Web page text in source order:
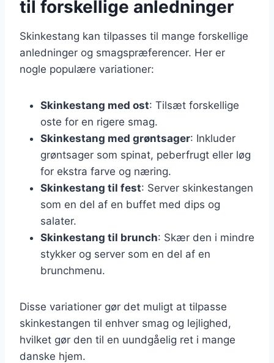
til forskellige anledninger
Skinkestang kan tilpasses til mange forskellige
anledninger og smagspræferencer. Her er
nogle populære variationer:
Skinkestang med ost: Tilsæt forskellige
oste for en rigere smag.
Skinkestang med grøntsager: Inkluder
grøntsager som spinat, peberfrugt eller løg
for ekstra farve og næring.
Skinkestang til fest: Server skinkestangen
som en del af en buffet med dips og
salater.
Skinkestang til brunch: Skær den i mindre
stykker og server som en del af en
brunchmenu.
Disse variationer gør det muligt at tilpasse
skinkestangen til enhver smag og lejlighed,
hvilket gør den til en uundgåelig ret i mange
danske hjem.